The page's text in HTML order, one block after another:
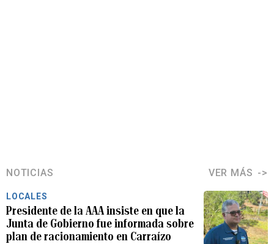
NOTICIAS VER MÁS
LOCALES
Presidente de la AAA insiste en que la
Junta de Gobierno fue informada sobre
plan de racionamiento en Carraízo